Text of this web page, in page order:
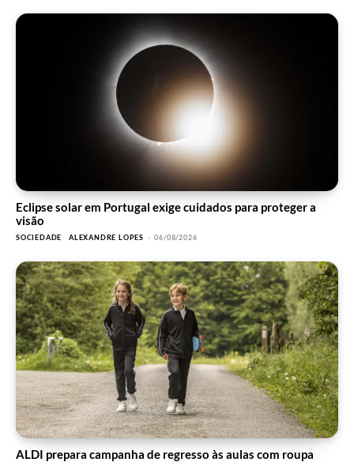
Eclipse solar em Portugal exige cuidados para proteger a
visão
SOCIEDADE ALEXANDRE LOPES - 06/08/2026
ALDI prepara campanha de regresso às aulas com roupa